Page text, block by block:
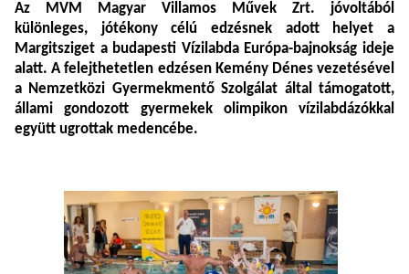
Az MVM Magyar Villamos Művek Zrt. jóvoltából
különleges, jótékony célú edzésnek adott helyet a
Margitsziget a budapesti Vízilabda Európa-bajnokság ideje
alatt. A felejthetetlen edzésen Kemény Dénes vezetésével
a Nemzetközi Gyermekmentő Szolgálat által támogatott,
állami gondozott gyermekek olimpikon vízilabdázókkal
együtt ugrottak medencébe.